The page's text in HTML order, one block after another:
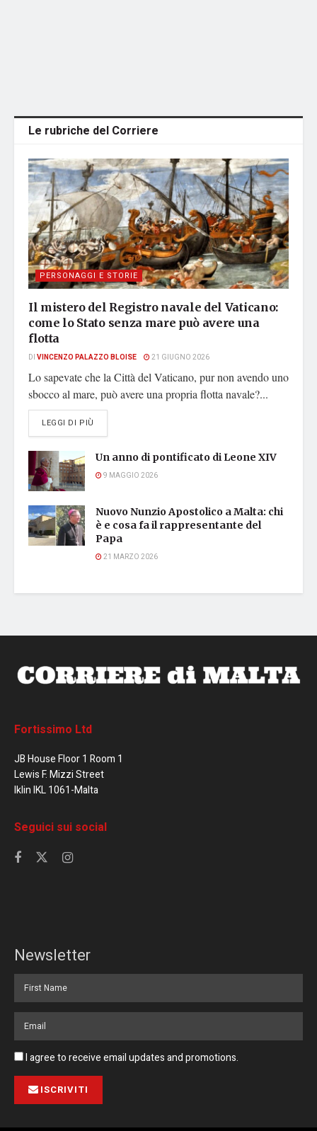
Le rubriche del Corriere
PERSONAGGI E STORIE
Il mistero del Registro navale del Vaticano:
come lo Stato senza mare può avere una
flotta
DI VINCENZO PALAZZO BLOISE 21 GIUGNO 2026
Lo sapevate che la Città del Vaticano, pur non avendo uno
sbocco al mare, può avere una propria flotta navale?...
LEGGI DI PIÙ
Un anno di pontificato di Leone XIV
9 MAGGIO 2026
Nuovo Nunzio Apostolico a Malta: chi
è e cosa fa il rappresentante del
Papa
21 MARZO 2026
Fortissimo Ltd
JB House Floor 1 Room 1
Lewis F. Mizzi Street
Iklin IKL 1061-Malta
Seguici sui social
Newsletter
I agree to receive email updates and promotions.
ISCRIVITI